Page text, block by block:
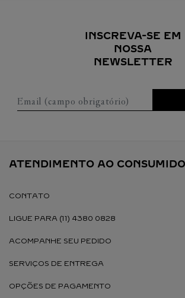
INSCREVA-SE EM
NOSSA
NEWSLETTER
Email (campo obrigatório)
ATENDIMENTO AO
CONTATO
LIGUE PARA (11) 4380 0828
ACOMPANHE SEU PEDIDO
SERVIÇOS DE ENTREGA
OPÇÕES DE PAGAMENTO